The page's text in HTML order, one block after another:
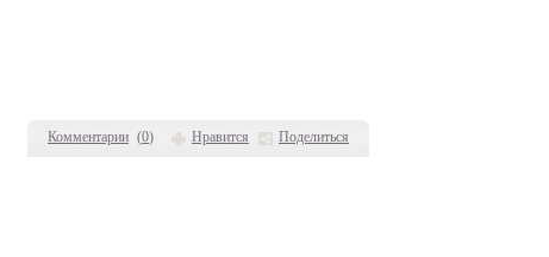
Комментарии (0) Нравится Поделиться